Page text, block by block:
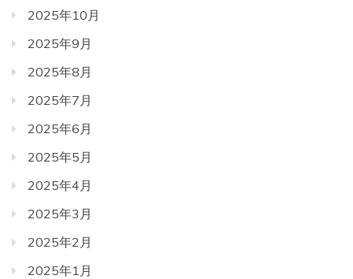
2025年10月
2025年9月
2025年8月
2025年7月
2025年6月
2025年5月
2025年4月
2025年3月
2025年2月
2025年1月